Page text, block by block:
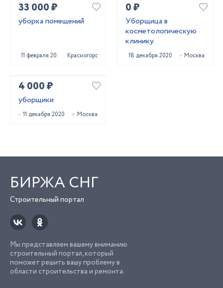
33 000 ₽
уборка помещений
11 февраля 2021 Красногорск
0 ₽
Уборщица в
косметологическую
клинику
18 декабря 2020 Москва
4 000 ₽
уборщики
11 декабря 2020 Москва
БИРЖА СНГ
Строительный портал
Мы представляем вашему вниманию
строительный портал, который
поможет решить вашу проблему в
области строительства и ремонта.